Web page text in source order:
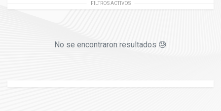
FILTROS ACTIVOS
No se encontraron resultados 😓